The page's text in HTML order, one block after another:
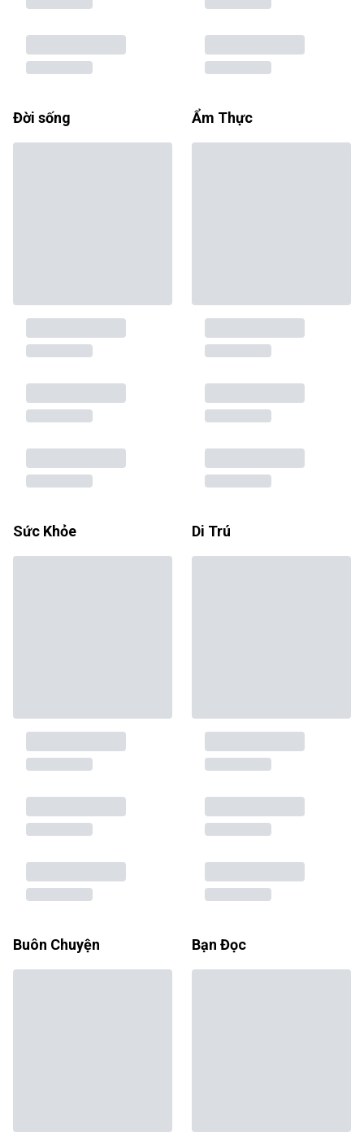
Đời sống Ẩm Thực
Sức Khỏe Di Trú
Buôn Chuyện Bạn Đọc